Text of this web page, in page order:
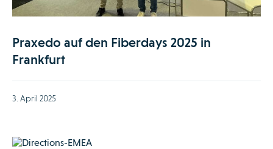
Praxedo auf den Fiberdays 2025 in
Frankfurt
3. April 2025